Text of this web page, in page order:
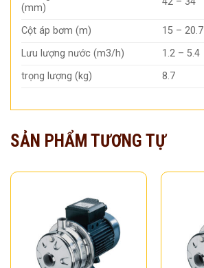
(mm)
Cột áp bơm (m)
15 – 20.7
Lưu lượng nước (m3/h)
1.2 – 5.4
trọng lượng (kg)
8.7
SẢN PHẨM TƯƠNG TỰ